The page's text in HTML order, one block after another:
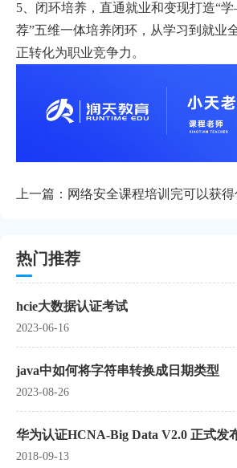
5、闭环培养，直通就业和变现打造
荐”五维一体培养闭环，从学习到就业
正转化为职业竞争力。
上一篇： 网络安全课程培训完可以获
热门推荐
hcie大数据认证考试
2023-06-16
java中如何将字符串转换成日期类型
2023-08-26
华为认证HCNA-Big Data V2.0 正式发
2018-09-13